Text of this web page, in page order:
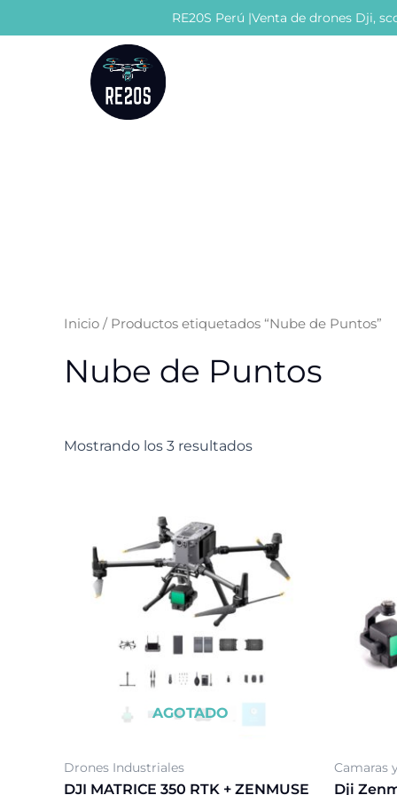
al
RE20S Perú |Venta de drones Dji,
Inicio / Productos etiquetados “Nube de Puntos”
Nube de Puntos
Mostrando los 3 resultados
AGOTADO
Drones Industriales
DJI MATRICE 350 RTK + ZENMUSE
Camaras
Dji